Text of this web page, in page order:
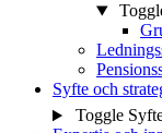
Syfte och
Toggle